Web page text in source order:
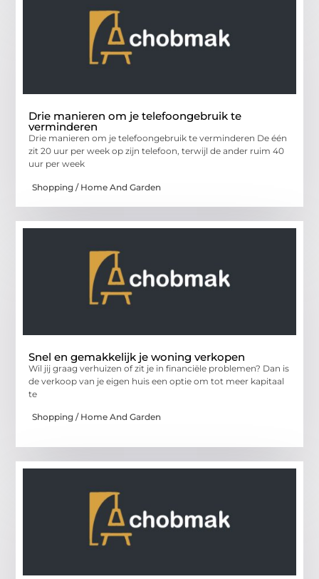
Drie manieren om je telefoongebruik te
verminderen
Drie manieren om je telefoongebruik te verminderen De één
zit 20 uur per week op zijn telefoon, terwijl de ander ruim 40
uur per week
Shopping / Home And Garden
Snel en gemakkelijk je woning verkopen
Wil jij graag verhuizen of zit je in financiële problemen? Dan is
de verkoop van je eigen huis een optie om tot meer kapitaal
te
Shopping / Home And Garden